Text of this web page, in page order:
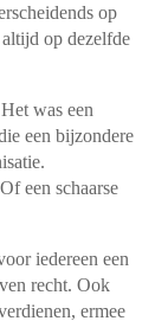
op
op dezelfde
was een
een bijzondere
een schaarse
iedereen een
recht. Ook
ermee